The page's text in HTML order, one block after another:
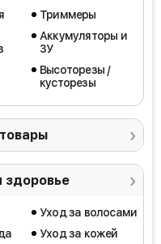
Триммеры
Аккумуляторы и
ЗУ
Высоторезы /
кусторезы
здоровье
Уход за волосами
Уход за кожей